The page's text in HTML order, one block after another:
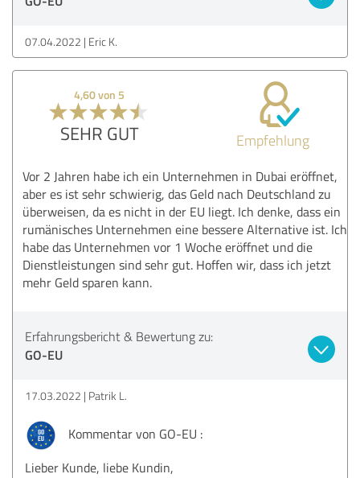
07.04.2022 Eric K.
4,60 von 5
SEHR GUT Empfehlung
Vor 2 Jahren habe ich ein Unternehmen in Dubai eröffnet,
aber es ist sehr schwierig, das Geld nach Deutschland zu
überweisen, da es nicht in der EU liegt. Ich denke, dass ein
rumänisches Unternehmen eine bessere Alternative ist. Ich
habe das Unternehmen vor 1 Woche eröffnet und die
Dienstleistungen sind sehr gut. Hoffen wir, dass ich jetzt
mehr Geld sparen kann.
Erfahrungsbericht & Bewertung zu:
GO-EU
17.03.2022 Patrik L.
Kommentar von GO-EU :
Lieber Kunde, liebe Kundin,